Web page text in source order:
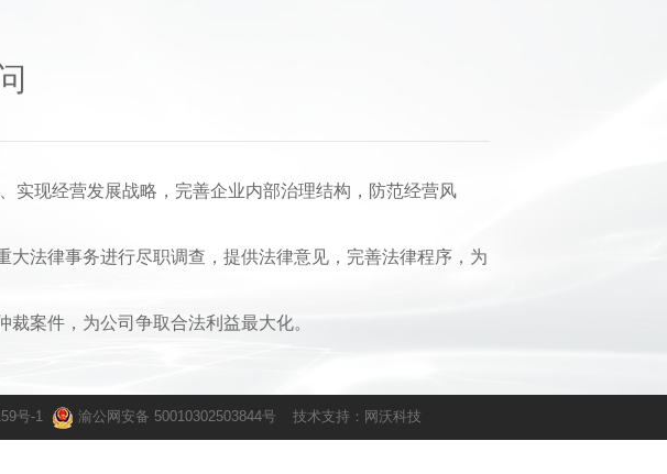
现经营发展战略，完善企业内部治理结构，防范经营风
法律事务进行尽职调查，提供法律意见，完善法律程序，为
案件，为公司争取合法利益最大化。
号-1 渝公网安备 50010302503844号 技术支持： 网沃科技